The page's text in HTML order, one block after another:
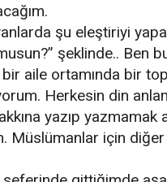
şu eleştiriyi
şeklinde.. Ben
aile ortamında bir
Herkesin din
yazıp yazmamak
Müslümanlar için